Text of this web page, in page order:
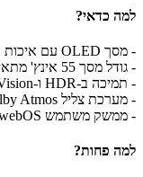
למה כדאי?
- מסך OLED עם איכות תמונה 4K UHD
- גודל מסך 55 אינץ' מתאים לחדרים בינוניים
- תמיכה ב-HDR ו-Dolby Vision לתמונה מדהימה ועשירה
- מערכת צליל Dolby Atmos
- ממשק משתמש webOS נוח ואינטואיטיבי
למה פחות?